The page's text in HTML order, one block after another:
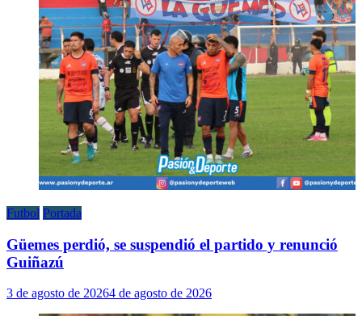
Futbol Portada
Güemes perdió, se suspendió el partido y renunció
Guiñazú
3 de agosto de 20264 de agosto de 2026